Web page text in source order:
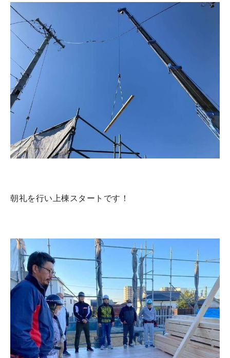
朝礼を行い上棟スタートです！